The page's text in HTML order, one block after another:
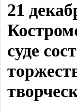
21
суде